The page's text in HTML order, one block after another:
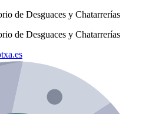
de Desguaces y Chatarrerías
de Desguaces y Chatarrerías